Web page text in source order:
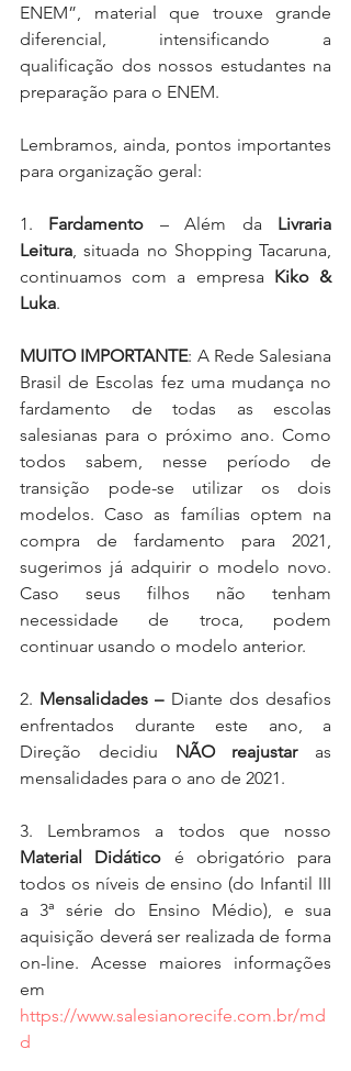
ENEM”, material que trouxe grande
diferencial, intensificando a
qualificação dos nossos estudantes na
preparação para o ENEM.
Lembramos, ainda, pontos importantes
para organização geral:
1. Fardamento – Além da Livraria
Leitura, situada no Shopping Tacaruna,
continuamos com a empresa Kiko &
Luka.
MUITO IMPORTANTE: A Rede Salesiana
Brasil de Escolas fez uma mudança no
fardamento de todas as escolas
salesianas para o próximo ano. Como
todos sabem, nesse período de
transição pode-se utilizar os dois
modelos. Caso as famílias optem na
compra de fardamento para 2021,
sugerimos já adquirir o modelo novo.
Caso seus filhos não tenham
necessidade de troca, podem
continuar usando o modelo anterior.
2. Mensalidades – Diante dos desafios
enfrentados durante este ano, a
Direção decidiu NÃO reajustar as
mensalidades para o ano de 2021.
Material Didático é obrigatório para
todos os níveis de ensino (do Infantil III
a 3ª série do Ensino Médio), e sua
aquisição deverá ser realizada de forma
on-line. Acesse maiores informações
https://www.salesianorecife.com.br/md
d